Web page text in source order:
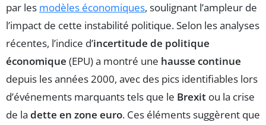
par les modèles économiques, soulignant l’ampleur de
l’impact de cette instabilité politique. Selon les analyses
récentes, l’indice d’incertitude de politique
économique (EPU) a montré une hausse continue
depuis les années 2000, avec des pics identifiables lors
d’événements marquants tels que le Brexit ou la crise
de la dette en zone euro. Ces éléments suggèrent que